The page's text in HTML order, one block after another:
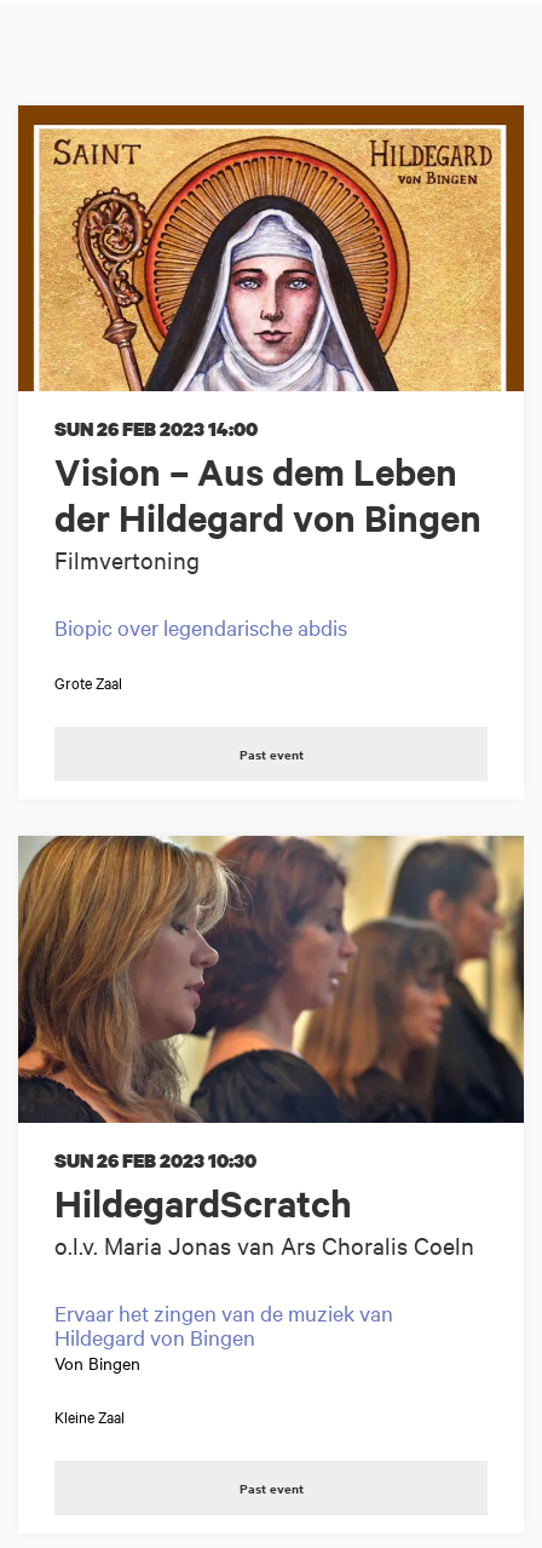
Vision – Aus dem Leben
der Hildegard von Bingen
Filmvertoning
SUN 26 FEB 202314:00
Biopic over legendarische abdis
Grote Zaal
Past event
HildegardScratch
o.l.v. Maria Jonas van Ars Choralis Coeln
SUN 26 FEB 202310:30
Ervaar het zingen van de muziek van
Hildegard von Bingen
Von Bingen
Kleine Zaal
Past event